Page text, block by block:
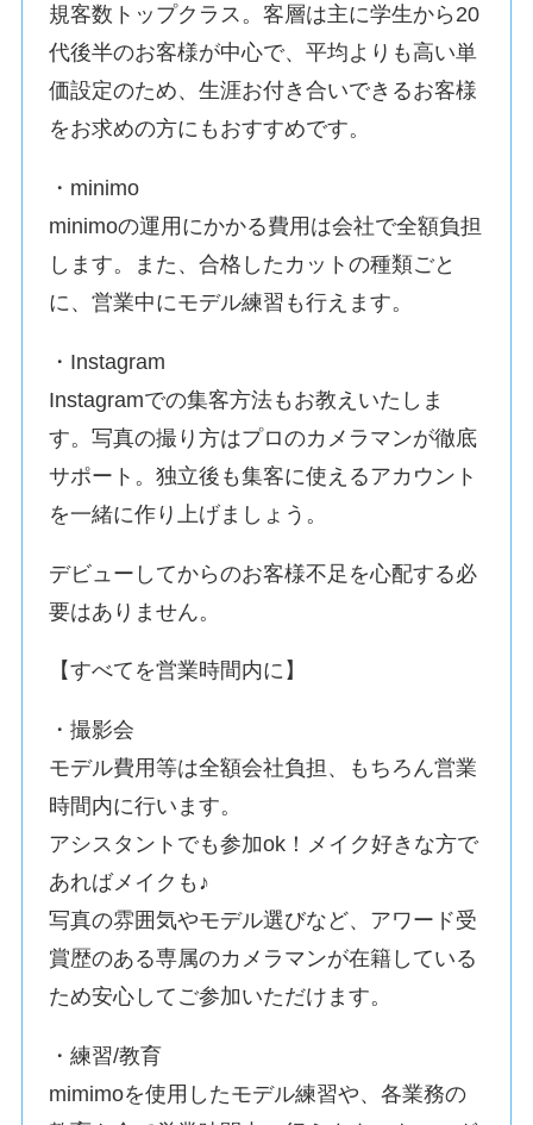
規客数トップクラス。客層は主に学生から20
代後半のお客様が中心で、平均よりも高い単
価設定のため、生涯お付き合いできるお客様
をお求めの方にもおすすめです。
・minimo
minimoの運用にかかる費用は会社で全額負担
します。また、合格したカットの種類ごと
に、営業中にモデル練習も行えます。
・Instagram
Instagramでの集客方法もお教えいたしま
す。写真の撮り方はプロのカメラマンが徹底
サポート。独立後も集客に使えるアカウント
を一緒に作り上げましょう。
デビューしてからのお客様不足を心配する必
要はありません。
【すべてを営業時間内に】
・撮影会
モデル費用等は全額会社負担、もちろん営業
時間内に行います。
アシスタントでも参加ok！メイク好きな方で
あればメイクも♪
写真の雰囲気やモデル選びなど、アワード受
賞歴のある専属のカメラマンが在籍している
ため安心してご参加いただけます。
・練習/教育
mimimoを使用したモデル練習や、各業務の